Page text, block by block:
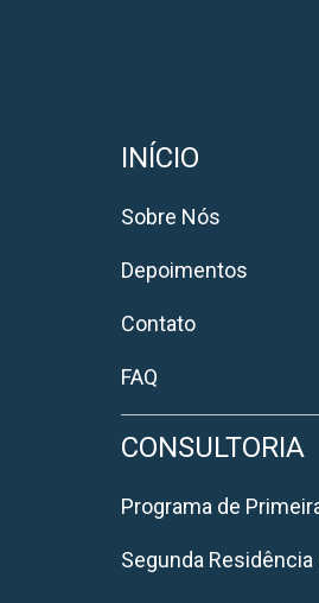
INÍCIO
Sobre Nós
Depoimentos
Contato
FAQ
CONSULTORIA
Programa de
Segunda Residência